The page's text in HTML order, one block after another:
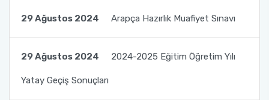
29 Ağustos 2024 Arapça Hazırlık Muafiyet Sınavı
29 Ağustos 2024 2024-2025 Eğitim Öğretim Yılı
Yatay Geçiş Sonuçları